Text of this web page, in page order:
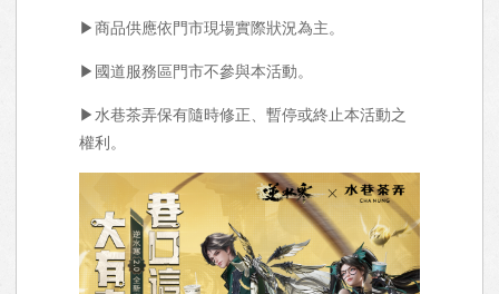
▶商品供應依門市現場實際狀況為主。
▶國道服務區門市不參與本活動。
▶水巷茶弄保有隨時修正、暫停或終止本活動之
權利。